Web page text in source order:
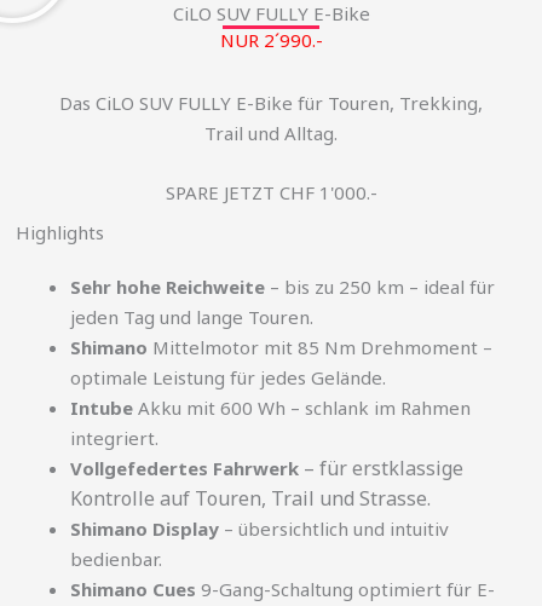
CiLO SUV FULLY E-Bike
NUR 2´990.-
Das CiLO SUV FULLY E-Bike für Touren, Trekking,
Trail und Alltag.
SPARE JETZT CHF 1'000.-
Highlights
Sehr hohe Reichweite – bis zu 250 km – ideal für
jeden Tag und lange Touren.
Shimano Mittelmotor mit 85 Nm Drehmoment –
optimale Leistung für jedes Gelände.
Intube Akku mit 600 Wh – schlank im Rahmen
integriert.
Vollgefedertes Fahrwerk – für erstklassige
Kontrolle auf Touren, Trail und Strasse.
Shimano Display – übersichtlich und intuitiv
bedienbar.
Shimano Cues 9-Gang-Schaltung optimiert für E-